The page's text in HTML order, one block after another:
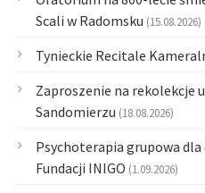
Scali w Radomsku (15.08.2026)
Tynieckie Recitale
Zaproszenie na rekolekcje
Sandomierzu (18.08.2026)
Psychoterapia grupowa
Fundacji INIGO (1.09.2026)